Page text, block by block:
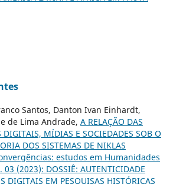
Santos, Danton Ivan Einhardt,
de Lima Andrade, A RELAÇÃO DAS
DIGITAIS, MÍDIAS E SOCIEDADES SOB O
DOS SISTEMAS DE NIKLAS
estudos em Humanidades
(2023): DOSSIÊ: AUTENTICIDADE
DIGITAIS EM PESQUISAS HISTÓRICAS